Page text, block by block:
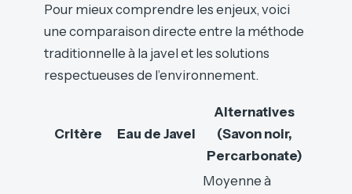
Pour mieux comprendre les enjeux, voici
une comparaison directe entre la méthode
traditionnelle à la javel et les solutions
respectueuses de l’environnement.
Critère Eau de Javel
Alternatives
(Savon noir,
Percarbonate)
Moyenne à